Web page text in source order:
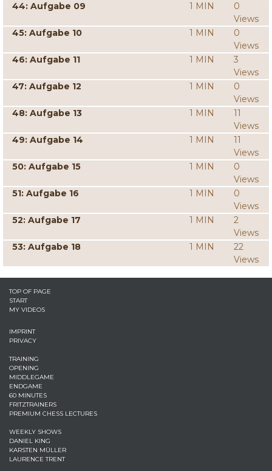
44: Aufgabe 09
1 MIN
0
Views
45: Aufgabe 10
1 MIN
0
Views
46: Aufgabe 11
1 MIN
3
Views
47: Aufgabe 12
1 MIN
0
Views
48: Aufgabe 13
1 MIN
11
Views
49: Aufgabe 14
1 MIN
11
Views
50: Aufgabe 15
1 MIN
0
Views
51: Aufgabe 16
1 MIN
0
Views
52: Aufgabe 17
1 MIN
2
Views
53: Aufgabe 18
1 MIN
22
Views
TOP OF PAGE
START
MY VIDEOS
IMPRINT
PRIVACY
TRAINING
OPENING
MIDDLEGAME
ENDGAME
60 MINUTES
FRITZTRAINERS
PREMIUM CHESS LECTURES
WEEKLY SHOWS
DANIEL KING
KARSTEN MÜLLER
LAURENCE TRENT